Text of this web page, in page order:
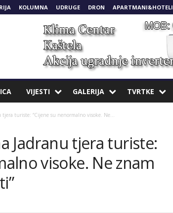
KOLUMNA UDRUGE DRON APARTMANI&HOTELI
VIJESTI GALERIJA TVRTKE
turiste: “Cijene su nenormalno visoke. Ne...
Jadranu tjera turiste:
visoke. Ne znam